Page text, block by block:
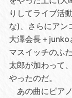
りしてライブ活
な)、さらにアン
大澤会長＋junko
マスイッチのふ
太郎が加わって
やったのだ。
あの曲にピア